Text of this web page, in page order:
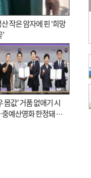
작은 암자에 핀 ‘희망
몸값’ 거품 없애기 시
예산영화 한정돼 실